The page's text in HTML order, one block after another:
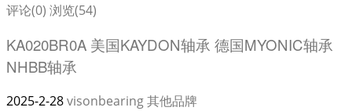
评论(0) 浏览(54)
KA020BR0A 美国KAYDON轴承 德国MYONIC轴承
NHBB轴承
2025-2-28visonbearing其他品牌